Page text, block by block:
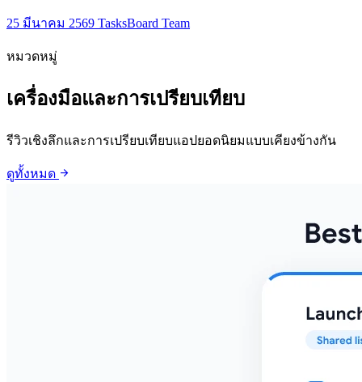
25 มีนาคม 2569 TasksBoard Team
หมวดหมู่
เครื่องมือและการเปรียบเทียบ
รีวิวเชิงลึกและการเปรียบเทียบแอปยอดนิยมแบบเคียงข้างกัน
ดูทั้งหมด arrow_forward